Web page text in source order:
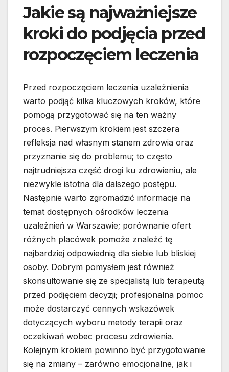
Jakie są najważniejsze
kroki do podjęcia przed
rozpoczęciem leczenia
Przed rozpoczęciem leczenia uzależnienia
warto podjąć kilka kluczowych kroków, które
pomogą przygotować się na ten ważny
proces. Pierwszym krokiem jest szczera
refleksja nad własnym stanem zdrowia oraz
przyznanie się do problemu; to często
najtrudniejsza część drogi ku zdrowieniu, ale
niezwykle istotna dla dalszego postępu.
Następnie warto zgromadzić informacje na
temat dostępnych ośrodków leczenia
uzależnień w Warszawie; porównanie ofert
różnych placówek pomoże znaleźć tę
najbardziej odpowiednią dla siebie lub bliskiej
osoby. Dobrym pomysłem jest również
skonsultowanie się ze specjalistą lub terapeutą
przed podjęciem decyzji; profesjonalna pomoc
może dostarczyć cennych wskazówek
dotyczących wyboru metody terapii oraz
oczekiwań wobec procesu zdrowienia.
Kolejnym krokiem powinno być przygotowanie
się na zmiany – zarówno emocjonalne, jak i